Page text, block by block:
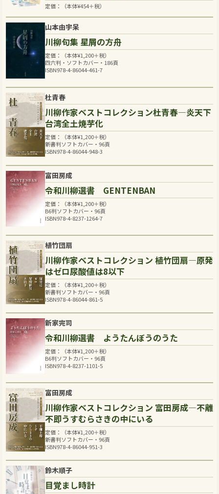
定価：（本体¥454＋税）
山本由宇呆
川柳句集 星屑の方舟
定価：（本体¥1,200＋税）
四六判・ソフトカバー・186頁
ISBN978-4-86044-461-7
杜青春
川柳作家ベストコレクション杜青春―炎天下
台湾全土焼芋化
定価：（本体¥1,200＋税）
新書判ソフトカバー・96頁
ISBN978-4-86044-948-3
富田房成
令和川柳選書 GENTENBAN
定価：（本体¥1,200＋税）
B6判ソフトカバー・96頁
ISBN978-4-8237-1264-7
植竹団扇
川柳作家ベストコレクション 植竹団扇―原発
はゼロ尿酸値は8以下
定価：（本体¥1,200＋税）
新書判ソフトカバー・96頁
ISBN978-4-86044-861-5
新家完司
令和川柳選書 ようたんぼうのうた
定価：（本体¥1,200＋税）
B6判ソフトカバー・96頁
ISBN978-4-8237-1101-5
富田房成
川柳作家ベストコレクション 富田房成―不離
不即うすむらさきの中にいる
定価：（本体¥1,200＋税）
新書判ソフトカバー・96頁
ISBN978-4-86044-951-3
鈴木順子
目覚まし時計